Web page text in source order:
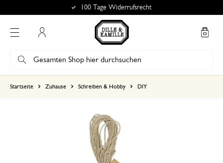
100 Tage Widerrufsrecht
Startseite Zuhause Schreiben & Hobby DIY